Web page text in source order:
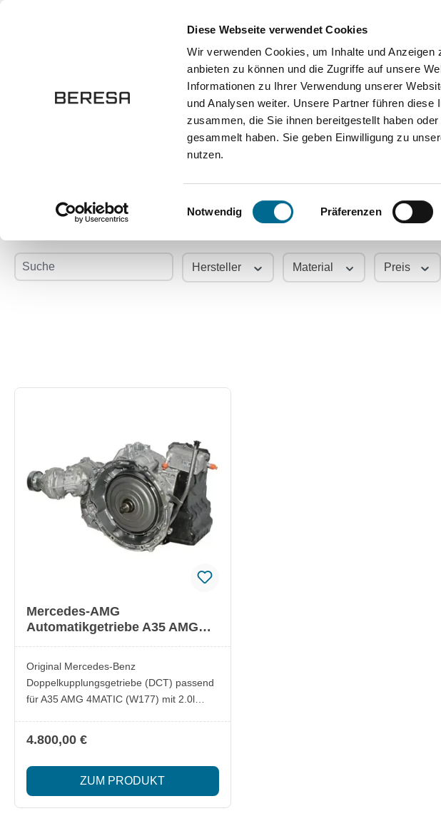
Diese Webseite verwendet Cookies
Wir verwenden Cookies, um Inhalte und
anbieten zu können und die Zugriffe auf unsere
Informationen zu Ihrer Verwendung unserer
und Analysen weiter. Unsere Partner führen
zusammen, die Sie ihnen bereitgestellt haben
gesammelt haben. Sie geben Einwilligung zu
nutzen.
Einwilligungsauswahl
Notwendig Präferenzen
Autozubehör und Ersatzteile Ersatzteile Austauschgetriebe
Austauschgetriebe kaufen
Suche Hersteller Material Preis
Mercedes-AMG
Automatikgetriebe A35 AMG
Original Mercedes-Benz
Doppelkupplungsgetriebe (DCT) passend
für A35 AMG 4MATIC (W177) mit 2.0l
Doppelkupplung – ideal für sportliche
Performance. Lieferumfang:
Automatikgetriebe A2473700900
(gebraucht, geprüft) Verteilergetriebe
4.800,00 €
ZUM PRODUKT